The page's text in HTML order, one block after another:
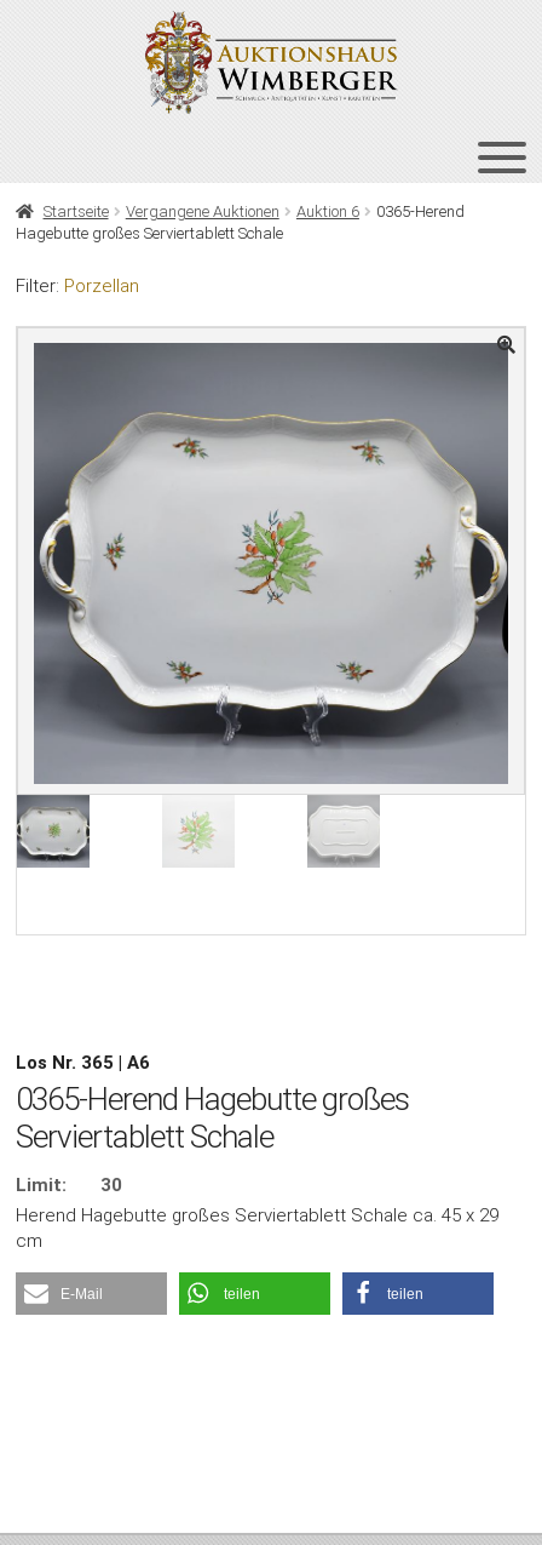
HOME
KONTAKT
NEWSLETTER
Startseite Vergangene Auktionen Auktion 6
0365-Herend
Hagebutte großes Serviertablett Schale
Filter: Porzellan
Los Nr. 365 | A6
0365-Herend Hagebutte großes
Serviertablett Schale
Limit:
30
Herend Hagebutte großes Serviertablett Schale ca. 45 x 29
cm
E-Mail teilen teilen